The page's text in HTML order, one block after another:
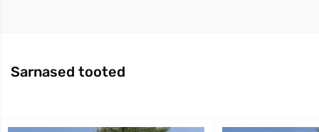
Sarnased tooted